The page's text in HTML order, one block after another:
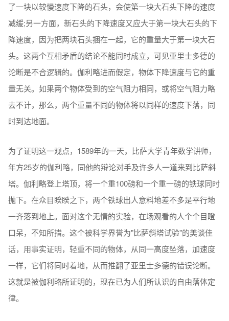
了一块以较慢速度下降的石头，会使第一块大石头下降的速度
减缓;另一方面，新石头的下降速度又应大于第一块大石头的下
降速度，因为把两块石头捆在一起，它的重量大于第一块大石
头。这两个互相矛盾的结论不能同时成立，可见亚里士多德的
论断是不合逻辑的。伽利略进而假定，物体下降速度与它的重
量无关。如果两个物体受到的空气阻力相同，或将空气阻力略
去不计，那么，两个重量不同的物体将以同样的速度下落，同
时到达地面。
为了证明这一观点，1589年的一天，比萨大学青年数学讲师，
年方25岁的伽利略，同他的辩论对手及许多人一道来到比萨斜
塔。伽利略登上塔顶，将一个重100磅和一个重一磅的铁球同时
抛下。在众目睽睽之下，两个铁球出人意料地差不多是平行地
一齐落到地上。面对这个无情的实验，在场观看的人个个目瞪
口呆，不知所措。这个被科学界誉为"比萨斜塔试验"的美谈佳
话，用事实证明，轻重不同的物体，从同一高度坠落，加速度
一样，它们将同时着地，从而推翻了亚里士多德的错误论断。
这就是被伽利略所证明的，现在已为人们所认识的自由落体定
律。